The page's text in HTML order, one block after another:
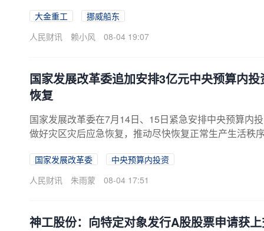
大金重工
挪威船东
人民财讯
赖小风 08-04 19:07
国家发展改革委追加安排3亿元中央预算内
恢复
国家发展改革委在7月14日、15日紧急安排中央预算内
做好灾区灾后应急恢复，推动尽快恢复正常生产生活秩
内投资效益。
国家发展改革委
中央预算内投资
人民财讯
朱雨蒙 08-04 17:51
神工股份：向特定对象发行A股股票申请获